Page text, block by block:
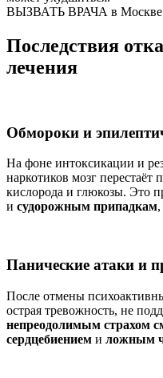
ВЫЗВАТЬ ВРАЧА в Москве
Последствия
лечения
Обмороки и
На фоне интоксикации и
наркотиков мозг перестаёт
кислорода и глюкозы. Это
и судорожным припадкам
Панические атаки и
После отмены
острая тревожность, не
непреодолимым страхом
сердцебиением и ложным